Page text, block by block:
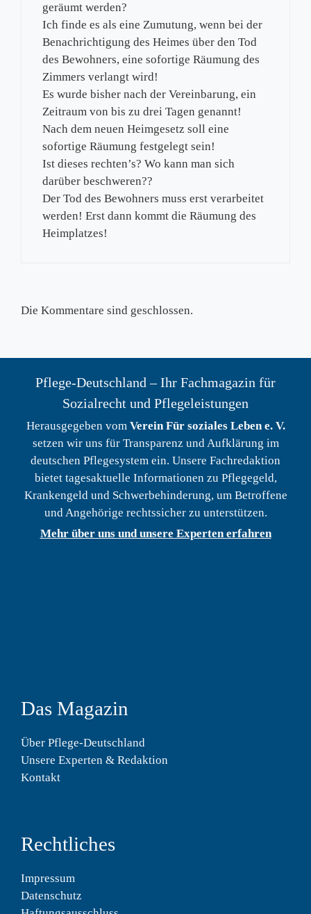
geräumt werden?
Ich finde es als eine Zumutung, wenn bei der
Benachrichtigung des Heimes über den Tod
des Bewohners, eine sofortige Räumung des
Zimmers verlangt wird!
Es wurde bisher nach der Vereinbarung, ein
Zeitraum von bis zu drei Tagen genannt!
Nach dem neuen Heimgesetz soll eine
sofortige Räumung festgelegt sein!
Ist dieses rechten’s? Wo kann man sich
darüber beschweren??
Der Tod des Bewohners muss erst verarbeitet
werden! Erst dann kommt die Räumung des
Heimplatzes!
Die Kommentare sind geschlossen.
Pflege-Deutschland – Ihr Fachmagazin für
Sozialrecht und Pflegeleistungen
Herausgegeben vom Verein Für soziales Leben e. V.
setzen wir uns für Transparenz und Aufklärung im
deutschen Pflegesystem ein. Unsere Fachredaktion
bietet tagesaktuelle Informationen zu Pflegegeld,
Krankengeld und Schwerbehinderung, um Betroffene
und Angehörige rechtssicher zu unterstützen.
Mehr über uns und unsere Experten erfahren
Das Magazin
Über Pflege-Deutschland
Unsere Experten & Redaktion
Kontakt
Rechtliches
Impressum
Datenschutz